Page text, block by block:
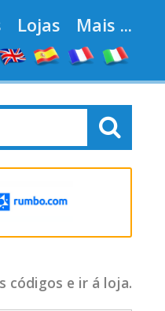
Lojas Mais ...
códigos e ir á loja.